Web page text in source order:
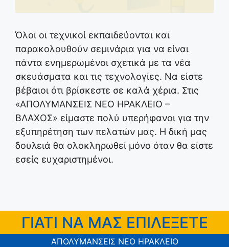
Όλοι οι τεχνικοί εκπαιδεύονται και
παρακολουθούν σεμινάρια για να είναι
πάντα ενημερωμένοι σχετικά με τα νέα
σκευάσματα και τις τεχνολογίες. Να είστε
βέβαιοι ότι βρίσκεστε σε καλά χέρια. Στις
«ΑΠΟΛΥΜΑΝΣΕΙΣ ΝΕΟ ΗΡΑΚΛΕΙΟ –
ΒΛΑΧΟΣ» είμαστε πολύ υπερήφανοι για την
εξυπηρέτηση των πελατών μας. Η δική μας
δουλειά θα ολοκληρωθεί μόνο όταν θα είστε
εσείς ευχαριστημένοι.
ΓΙΑΤΙ ΝΑ ΜΑΣ ΕΠΙΛΕΞΕΤΕ
ΑΠΟΛΥΜΑΝΣΕΙΣ ΝΕΟ ΗΡΑΚΛΕΙΟ